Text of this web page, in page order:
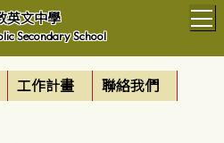
英文中學
Secondary School
工作計畫
聯絡我們